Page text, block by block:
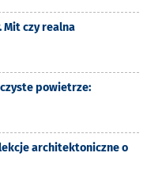
Mit czy realna
powietrze:
architektoniczne o